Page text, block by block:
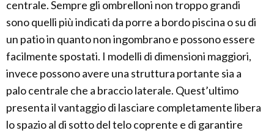
centrale. Sempre gli ombrelloni non troppo grandi
sono quelli più indicati da porre a bordo piscina o su di
un patio in quanto non ingombrano e possono essere
facilmente spostati. I modelli di dimensioni maggiori,
invece possono avere una struttura portante sia a
palo centrale che a braccio laterale. Quest’ultimo
presenta il vantaggio di lasciare completamente libera
lo spazio al di sotto del telo coprente e di garantire